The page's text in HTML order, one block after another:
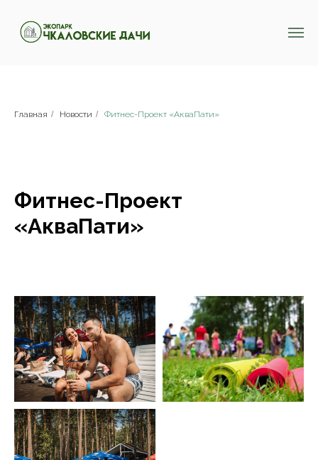
Главная / Новости / Фитнес-Проект «АкваПати»
Фитнес-Проект
«АкваПати»